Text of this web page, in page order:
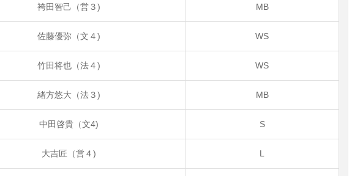
袴田智己（営３) MB
佐藤優弥（文４) WS
竹田将也（法４) WS
緒方悠大（法３) MB
中田啓貴（文4) S
大吉匠（営４) L